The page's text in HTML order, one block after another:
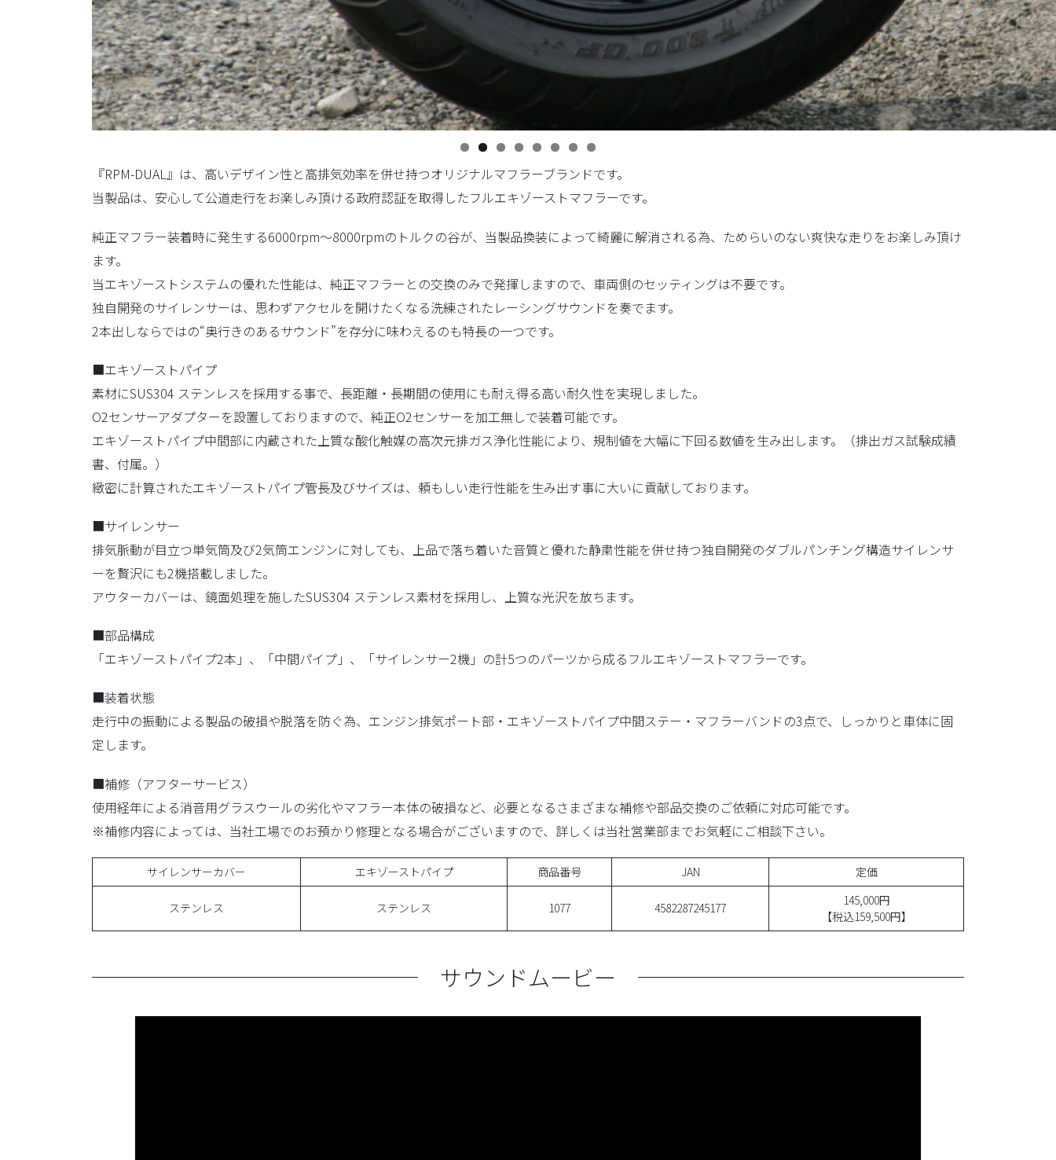
『RPM-DUAL』は、高いデザイン性と高排気効率を併せ持つオリジナルマフラーブランドです。
当製品は、安心して公道走行をお楽しみ頂ける政府認証を取得したフルエキゾーストマフラーです。
純正マフラー装着時に発生する6000rpm～8000rpmのトルクの谷が、当製品換装によって綺麗に解消される為、ためらいのない爽快な走りをお楽しみ頂け
ます。
当エキゾーストシステムの優れた性能は、純正マフラーとの交換のみで発揮しますので、車両側のセッティングは不要です。
独自開発のサイレンサーは、思わずアクセルを開けたくなる洗練されたレーシングサウンドを奏でます。
2本出しならではの“奥行きのあるサウンド”を存分に味わえるのも特長の一つです。
■エキゾーストパイプ
素材にSUS304 ステンレスを採用する事で、長距離・長期間の使用にも耐え得る高い耐久性を実現しました。
O2センサーアダプターを設置しておりますので、純正O2センサーを加工無しで装着可能です。
エキゾーストパイプ中間部に内蔵された上質な酸化触媒の高次元排ガス浄化性能により、規制値を大幅に下回る数値を生み出します。（排出ガス試験成績
書、付属。）
緻密に計算されたエキゾーストパイプ管長及びサイズは、頼もしい走行性能を生み出す事に大いに貢献しております。
■サイレンサー
排気脈動が目立つ単気筒及び2気筒エンジンに対しても、上品で落ち着いた音質と優れた静粛性能を併せ持つ独自開発のダブルパンチング構造サイレンサ
ーを贅沢にも2機搭載しました。
アウターカバーは、鏡面処理を施したSUS304 ステンレス素材を採用し、上質な光沢を放ちます。
■部品構成
「エキゾーストパイプ2本」、「中間パイプ」、「サイレンサー2機」の計5つのパーツから成るフルエキゾーストマフラーです。
■装着状態
走行中の振動による製品の破損や脱落を防ぐ為、エンジン排気ポート部・エキゾーストパイプ中間ステー・マフラーバンドの3点で、しっかりと車体に固
定します。
■補修（アフターサービス）
使用経年による消音用グラスウールの劣化やマフラー本体の破損など、必要となるさまざまな補修や部品交換のご依頼に対応可能です。
※補修内容によっては、当社工場でのお預かり修理となる場合がございますので、詳しくは当社営業部までお気軽にご相談下さい。
サイレンサーカバー エキゾーストパイプ 商品番号 JAN 定価
ステンレス ステンレス 1077 4582287245177
145,000円
【税込159,500円】
サウンドムービー